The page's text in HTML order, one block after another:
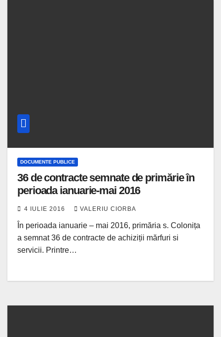
DOCUMENTE PUBLICE
36 de contracte semnate de primărie în
perioada ianuarie-mai 2016
4 IULIE 2016 VALERIU CIORBA
În perioada ianuarie – mai 2016, primăria s. Colonița
a semnat 36 de contracte de achiziții mărfuri si
servicii. Printre…